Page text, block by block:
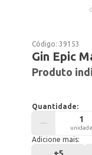
Código:39153
Gin Epic
Produto
Quantidade:
unidade
Adicione mais: